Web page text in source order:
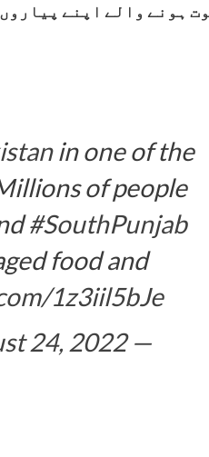
ہونے والے اپنے
in one of the
of people
#SouthPunjab
food and
1z3iil5bJe
— Mubashir Zaidi (@Xadeejournalist)
24, 2022